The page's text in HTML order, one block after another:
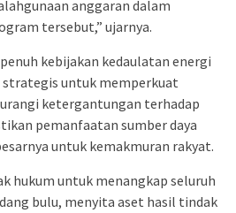
anggaran dalam
tersebut,” ujarnya.
kebijakan kedaulatan energi
strategis untuk memperkuat
ketergantungan terhadap
pemanfaatan sumber daya
untuk kemakmuran rakyat.
hukum untuk menangkap seluruh
bulu, menyita aset hasil tindak